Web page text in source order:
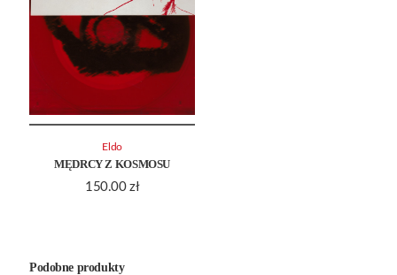
MĘDRCY Z KOSMOSU
150.00 zł
Eldo
Podobne produkty